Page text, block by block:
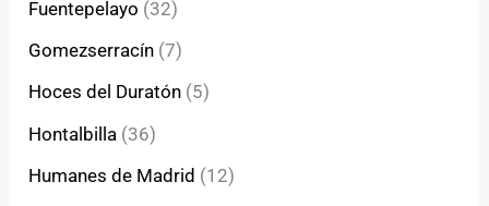
Fuentepelayo (32)
Gomezserracín (7)
Hoces del Duratón (5)
Hontalbilla (36)
Humanes de Madrid (12)